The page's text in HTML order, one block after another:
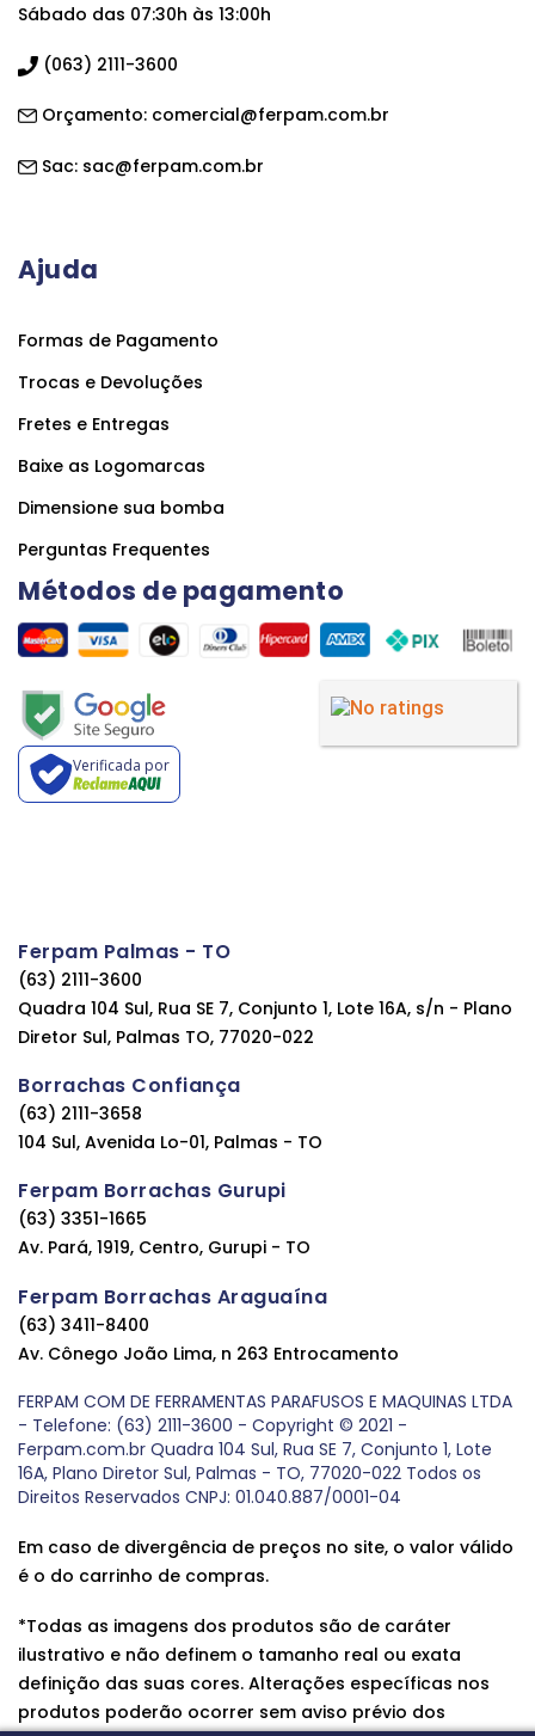
Sábado das 07:30h às 13:00h
(063) 2111-3600
Orçamento: comercial@ferpam.com.br
Sac: sac@ferpam.com.br
Ajuda
Formas de Pagamento
Trocas e Devoluções
Fretes e Entregas
Baixe as Logomarcas
Dimensione sua bomba
Perguntas Frequentes
Métodos de pagamento
Verificada por
Ferpam Palmas - TO
(63) 2111-3600
Quadra 104 Sul, Rua SE 7, Conjunto 1, Lote 16A, s/n - Plano
Diretor Sul, Palmas TO, 77020-022
Borrachas Confiança
(63) 2111-3658
104 Sul, Avenida Lo-01, Palmas - TO
Ferpam Borrachas Gurupi
(63) 3351-1665
Av. Pará, 1919, Centro, Gurupi - TO
Ferpam Borrachas Araguaína
(63) 3411-8400
Av. Cônego João Lima, n 263 Entrocamento
FERPAM COM DE FERRAMENTAS PARAFUSOS E MAQUINAS LTDA
- Telefone: (63) 2111-3600 - Copyright © 2021 -
Ferpam.com.br Quadra 104 Sul, Rua SE 7, Conjunto 1, Lote
16A, Plano Diretor Sul, Palmas - TO, 77020-022 Todos os
Direitos Reservados CNPJ: 01.040.887/0001-04
Em caso de divergência de preços no site, o valor válido
é o do carrinho de compras.
*Todas as imagens dos produtos são de caráter
ilustrativo e não definem o tamanho real ou exata
definição das suas cores. Alterações específicas nos
produtos poderão ocorrer sem aviso prévio dos